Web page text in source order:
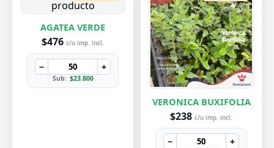
AGATEA VERDE
$476 c/u imp. incl.
− +
Sub: $23.800
VERONICA BUXIFOLIA
$238 c/u imp. incl.
− +